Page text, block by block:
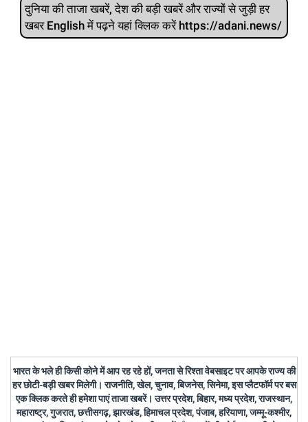
दुनिया की ताजा खबरें, देश की बड़ी खबरें और राज्‍यों से जुड़ी हर
खबर English में पढ़ने यहां क्लिक करें https://adani.news/
भारत के भले ही किसी कोने में आप रह रहे हों, जनता से रिश्ता वेबसाइट पर आपके राज्य की
हर छोटी-बड़ी खबर मिलेगी। राजनीति, खेल, चुनाव, बिजनेस, सिनेमा, इस प्लैटफॉर्म पर बस
एक क्लिक करते ही हमेशा पाएं ताजा खबरें। उत्तर प्रदेश, बिहार, मध्य प्रदेश, राजस्थान,
महाराष्ट्र, गुजरात, छत्तीसगढ़, झारखंड, हिमाचल प्रदेश, पंजाब, हरियाणा, जम्मू-कश्मीर,